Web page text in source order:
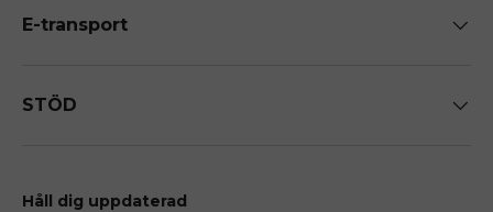
E-transport
STÖD
Håll dig uppdaterad